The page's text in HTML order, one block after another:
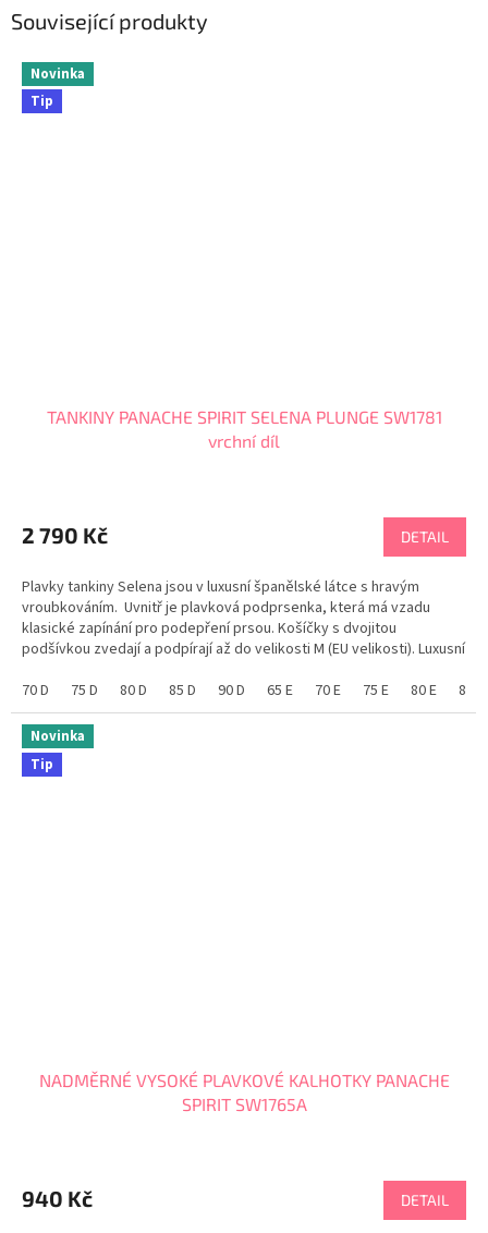
Související produkty
Novinka
Tip
TANKINY PANACHE SPIRIT SELENA PLUNGE SW1781
vrchní díl
2 790 Kč DETAIL
Plavky tankiny Selena jsou v luxusní španělské látce s hravým
vroubkováním. Uvnitř je plavková podprsenka, která má vzadu
klasické zapínání pro podepření prsou. Košíčky s dvojitou
podšívkou zvedají a podpírají až do velikosti M (EU velikosti). Luxusní
70 D
75 D 80 D 85 D 90 D 65 E 70 E 75 E 80 E 85 E
Novinka
Tip
NADMĚRNÉ VYSOKÉ PLAVKOVÉ KALHOTKY PANACHE
SPIRIT SW1765A
940 Kč DETAIL